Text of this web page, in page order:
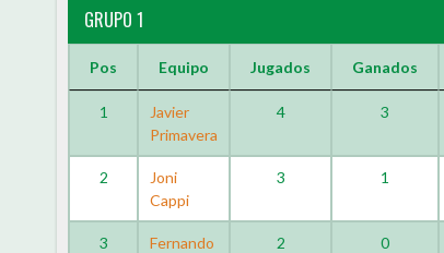
GRUPO 1
Pos Equipo Jugados Ganados
1
Javier
Primavera
4 3
2
Joni
Cappi
3 1
3
Fernando
2 0